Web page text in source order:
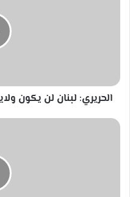
من
الظروف
الحريري: لبنان لن يكون
تعرّف